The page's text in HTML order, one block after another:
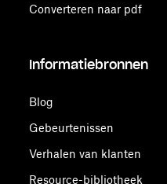
Converteren naar pdf
Informatiebronnen
Blog
Gebeurtenissen
Verhalen van klanten
Resource-bibliotheek